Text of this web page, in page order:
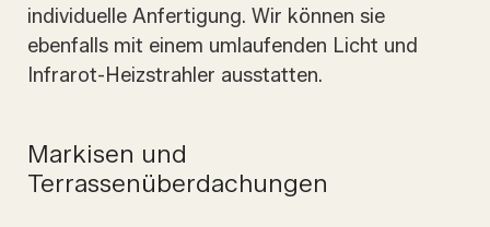
individuelle Anfertigung. Wir können sie
ebenfalls mit einem umlaufenden Licht und
Infrarot-Heizstrahler ausstatten.
Markisen und
Terrassenüberdachungen